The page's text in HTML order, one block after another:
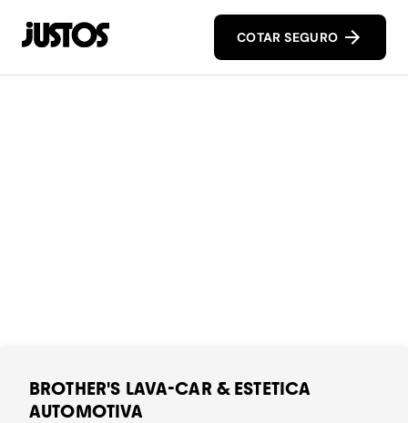
COTAR SEGURO
BROTHER'S LAVA-CAR & ESTETICA
AUTOMOTIVA